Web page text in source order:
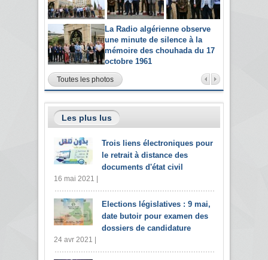
La Radio algérienne observe
une minute de silence à la
mémoire des chouhada du 17
octobre 1961
Toutes les photos
Les plus lus
Trois liens électroniques pour
le retrait à distance des
documents d'état civil
16 mai 2021 |
Elections législatives : 9 mai,
date butoir pour examen des
dossiers de candidature
24 avr 2021 |